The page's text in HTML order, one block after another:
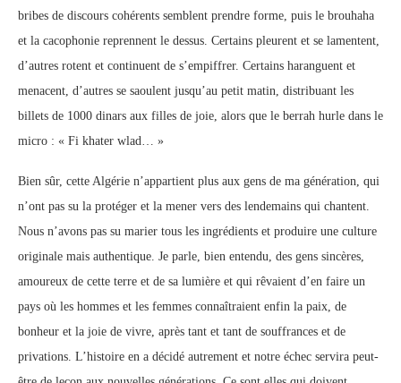
bribes de discours cohérents semblent prendre forme, puis le brouhaha
et la cacophonie reprennent le dessus. Certains pleurent et se lamentent,
d’autres rotent et continuent de s’empiffrer. Certains haranguent et
menacent, d’autres se saoulent jusqu’au petit matin, distribuant les
billets de 1000 dinars aux filles de joie, alors que le berrah hurle dans le
micro : « Fi khater wlad… »
Bien sûr, cette Algérie n’appartient plus aux gens de ma génération, qui
n’ont pas su la protéger et la mener vers des lendemains qui chantent.
Nous n’avons pas su marier tous les ingrédients et produire une culture
originale mais authentique. Je parle, bien entendu, des gens sincères,
amoureux de cette terre et de sa lumière et qui rêvaient d’en faire un
pays où les hommes et les femmes connaîtraient enfin la paix, de
bonheur et la joie de vivre, après tant et tant de souffrances et de
privations. L’histoire en a décidé autrement et notre échec servira peut-